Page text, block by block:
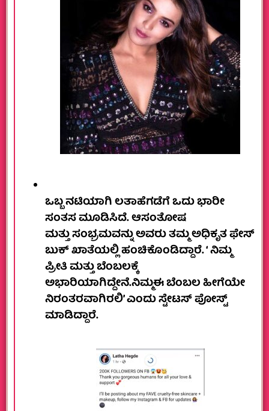
ಒಬ್ಬ ನಟಿಯಾಗಿ ಲತಾ‌ಹೆಗಡೆಗೆ ಒದು ಭಾರೀ‌
ಸಂತಸ ಮೂಡಿಸಿದೆ. ಆ‌‌ಸಂತೋಷ‌
ಮತ್ತು ಸಂಭ್ರಮವನ್ನು ಅವರು ತಮ್ಮ ಅಧಿಕೃತ ಫೇಸ್
ಬುಕ್ ಖಾತೆಯಲ್ಲಿ ಹಂಚಿಕೊಂಡಿದ್ದಾರೆ. ‘ ನಿಮ್ಮ
ಪ್ರೀತಿ ಮತ್ತು ಬೆಂಬಲಕ್ಕೆ
ಅಭಾರಿಯಾಗಿದ್ದೇನೆ.‌ನಿಮ್ಮ‌ಈ ಬೆಂಬಲ‌ ಹೀಗೆಯೇ
ನಿರಂತರವಾಗಿರಲಿ’ ಎಂದು ಸ್ಟೇಟಸ್ ಪೋಸ್ಟ್
ಮಾಡಿದ್ದಾರೆ.